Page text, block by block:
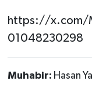
https://x.com/
01048230298
Muhabir: Hasan